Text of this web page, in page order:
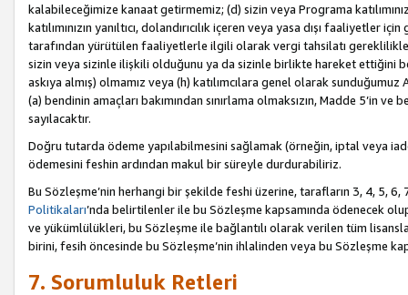
kalabileceğimize kanaat getirmemiz; (d) sizin veya Programa
katılımınızın yanıltıcı, dolandırıcılık içeren veya yasa dışı
tarafından yürütülen faaliyetlerle ilgili olarak vergi tahsilatı
sizin veya sizinle ilişkili olduğunu ya da sizinle birlikte hareket ettiğini
askıya almış) olmamız veya (h) katılımcılara genel olarak
(a) bendinin amaçları bakımından sınırlama olmaksızın, Madde 5’in
sayılacaktır.
Doğru tutarda ödeme yapılabilmesini sağlamak (örneğin, iptal veya
ödemesini feshin ardından makul bir süreyle durdurabiliriz.
Bu Sözleşme’nin herhangi bir şekilde feshi üzerine, tarafların 3, 4, 5,
Politikaları’nda belirtilenler ile bu Sözleşme kapsamında ödenecek
ve yükümlülükleri, bu Sözleşme ile bağlantılı olarak verilen tüm
birini, fesih öncesinde bu Sözleşme’nin ihlalinden veya bu Sözleşme
7. Sorumluluk Retleri